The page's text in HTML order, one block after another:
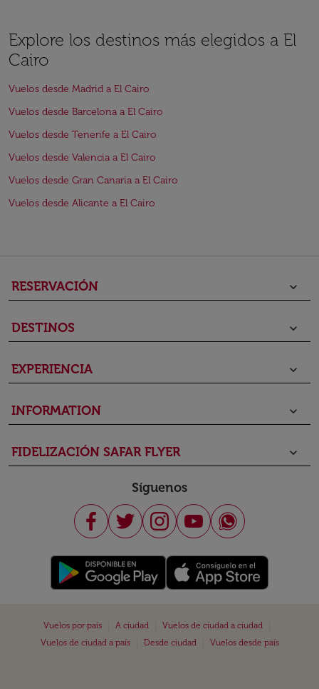
Explore los destinos más elegidos a El
Cairo
Vuelos desde Madrid a El Cairo
Vuelos desde Barcelona a El Cairo
Vuelos desde Tenerife a El Cairo
Vuelos desde Valencia a El Cairo
Vuelos desde Gran Canaria a El Cairo
Vuelos desde Alicante a El Cairo
RESERVACIÓN keyboard_arrow_down
DESTINOS keyboard_arrow_down
EXPERIENCIA keyboard_arrow_down
INFORMATION keyboard_arrow_down
FIDELIZACIÓN SAFAR FLYER keyboard_arrow_down
Síguenos
Vuelos por país A ciudad Vuelos de ciudad a ciudad
Vuelos de ciudad a país
Desde ciudad Vuelos desde país